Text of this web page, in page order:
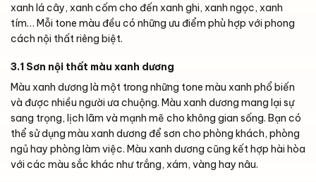
xanh lá cây, xanh cốm cho đến xanh ghi, xanh ngọc, xanh
tím… Mỗi tone màu đều có những ưu điểm phù hợp với phong
cách nội thất riêng biệt.
3.1 Sơn nội thất màu xanh dương
Màu xanh dương là một trong những tone màu xanh phổ biến
và được nhiều người ưa chuộng. Màu xanh dương mang lại sự
sang trọng, lịch lãm và mạnh mẽ cho không gian sống. Bạn có
thể sử dụng màu xanh dương để sơn cho phòng khách, phòng
ngủ hay phòng làm việc. Màu xanh dương cũng kết hợp hài hòa
với các màu sắc khác như trắng, xám, vàng hay nâu.